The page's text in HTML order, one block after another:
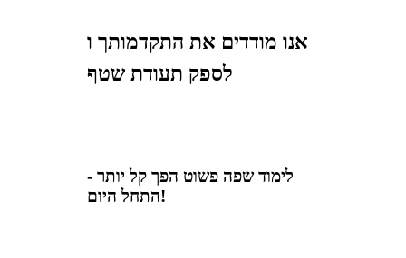
אנו מודדים את התקדמותך ו
לספק תעודת שטף
לימוד שפה פשוט הפך קל יותר -
התחל היום!